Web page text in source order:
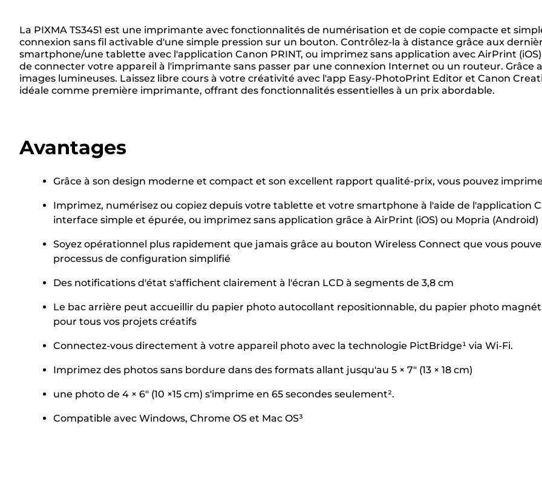
La PIXMA TS3451 est une imprimante avec fonctionnalités de numérisation et de copie compacte et
connexion sans fil activable d'une simple pression sur un bouton. Contrôlez-la à distance grâce aux
smartphone/une tablette avec l'application Canon PRINT, ou imprimez sans application avec AirPrint
de connecter votre appareil à l'imprimante sans passer par une connexion Internet ou un routeur. Grâce
images lumineuses. Laissez libre cours à votre créativité avec l'app Easy-PhotoPrint Editor et Canon
idéale comme première imprimante, offrant des fonctionnalités essentielles à un prix abordable.
Avantages
Grâce à son design moderne et compact et son excellent rapport qualité-prix, vous pouvez
Imprimez, numérisez ou copiez depuis votre tablette et votre smartphone à l'aide de l'application
interface simple et épurée, ou imprimez sans application grâce à AirPrint (iOS) ou Mopria (Android)
Soyez opérationnel plus rapidement que jamais grâce au bouton Wireless Connect que vous
processus de configuration simplifié
Des notifications d'état s'affichent clairement à l'écran LCD à segments de 3,8 cm
Le bac arrière peut accueillir du papier photo autocollant repositionnable, du papier photo
pour tous vos projets créatifs
Connectez-vous directement à votre appareil photo avec la technologie PictBridge¹ via Wi-Fi.
Imprimez des photos sans bordure dans des formats allant jusqu'au 5 × 7" (13 × 18 cm)
une photo de 4 × 6" (10 ×15 cm) s'imprime en 65 secondes seulement².
Compatible avec Windows, Chrome OS et Mac OS³